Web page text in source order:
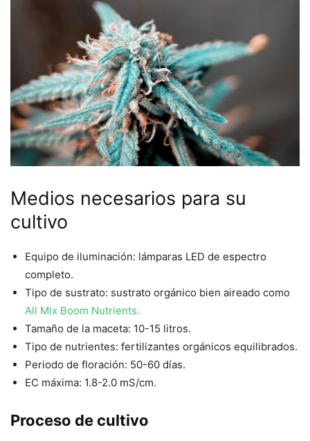
Medios necesarios para su
cultivo
Equipo de iluminación: lámparas LED de espectro
completo.
Tipo de sustrato: sustrato orgánico bien aireado como
All Mix Boom Nutrients.
Tamaño de la maceta: 10-15 litros.
Tipo de nutrientes: fertilizantes orgánicos equilibrados.
Periodo de floración: 50-60 días.
EC máxima: 1.8-2.0 mS/cm.
Proceso de cultivo